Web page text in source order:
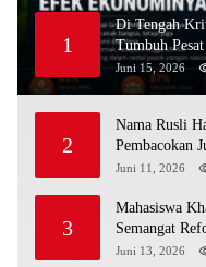
1
Di Tengah
Tumbuh Pesat
Juni 15, 2026
2
Nama Rusli
Pembacokan
Juni 11, 2026
3
Mahasiswa
Semangat
Juni 13, 2026